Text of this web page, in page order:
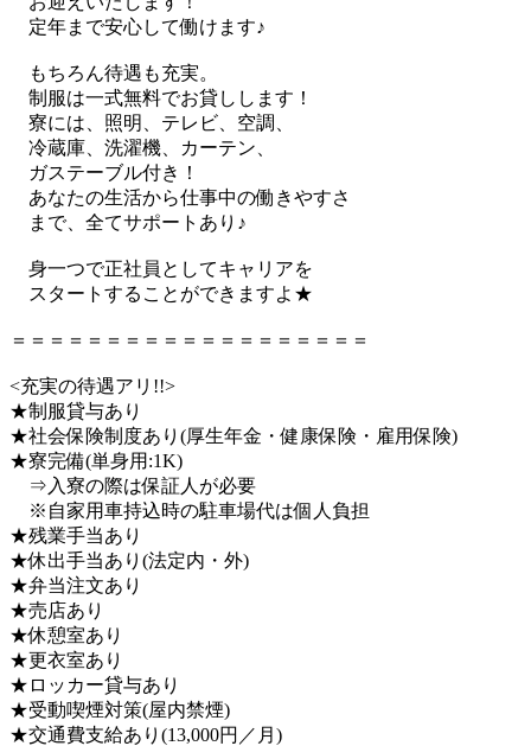
定年まで安心して働けます♪
もちろん待遇も充実。
制服は一式無料でお貸しします！
寮には、照明、テレビ、空調、
冷蔵庫、洗濯機、カーテン、
ガステーブル付き！
あなたの生活から仕事中の働きやすさ
まで、全てサポートあり♪
身一つで正社員としてキャリアを
スタートすることができますよ★
＝＝＝＝＝＝＝＝＝＝＝＝＝＝＝＝＝＝＝
<充実の待遇アリ!!>
★制服貸与あり
★社会保険制度あり(厚生年金・健康保険・雇用保険)
★寮完備(単身用:1K)
⇒入寮の際は保証人が必要
※自家用車持込時の駐車場代は個人負担
★残業手当あり
★休出手当あり(法定内・外)
★弁当注文あり
★売店あり
★休憩室あり
★更衣室あり
★ロッカー貸与あり
★受動喫煙対策(屋内禁煙)
★交通費支給あり(13,000円／月)